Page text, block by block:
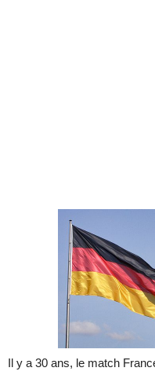
Il y a 30 ans, le match